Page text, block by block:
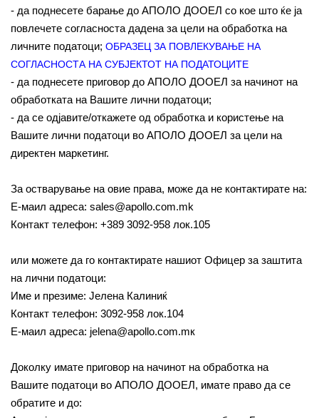
- да поднесете барање до АПОЛО ДООЕЛ со кое што ќе ја
повлечете согласноста дадена за цели на обработка на
личните податоци; ОБРАЗЕЦ ЗА ПОВЛЕКУВАЊЕ НА
СОГЛАСНОСТА НА СУБЈЕКТОТ НА ПОДАТОЦИТЕ
- да поднесете приговор до АПОЛО ДООЕЛ за начинот на
обработката на Вашите лични податоци;
- да се одјавите/откажете од обработка и користење на
Вашите лични податоци во АПОЛО ДООЕЛ за цели на
директен маркетинг.
За остварување на овие права, може да не контактирате на:
Е-маил адреса: sales@apollo.com.mk
Контакт телефон: +389 3092-958 лок.105
или можете да го контактирате нашиот Офицер за заштита
на лични податоци:
Име и презиме: Јелена Калиниќ
Контакт телефон: 3092-958 лок.104
Е-маил адреса: jelena@apollo.com.mк
Доколку имате приговор на начинот на обработка на
Вашите податоци во АПОЛО ДООЕЛ, имате право да се
обратите и до: